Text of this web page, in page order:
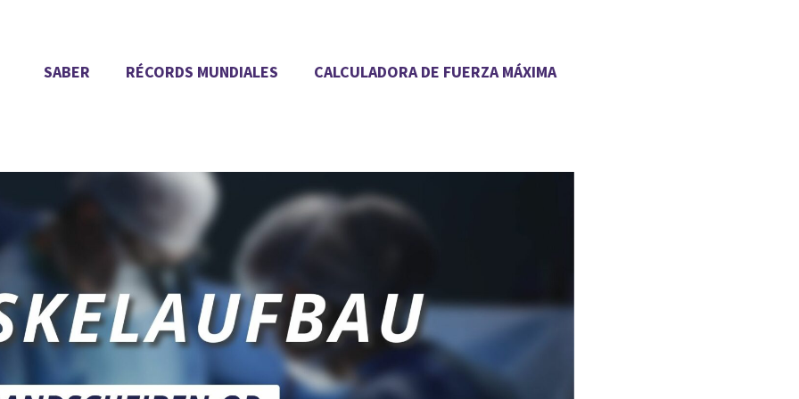
SABER RÉCORDS MUNDIALES CALCULADORA DE FUERZA MÁXIMA